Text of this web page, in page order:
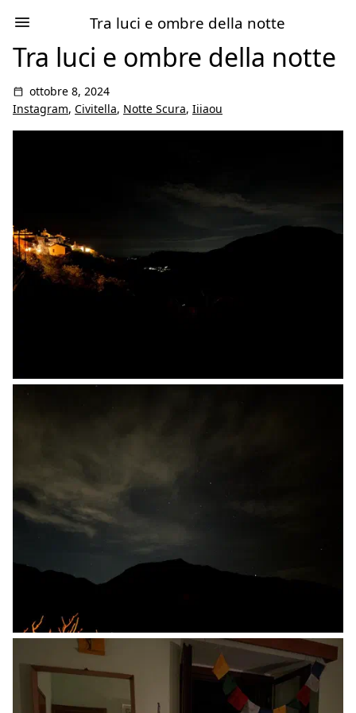
Tra luci e ombre della notte
Tra luci e ombre della notte
ottobre 8, 2024
Instagram, Civitella, Notte Scura, Iiiaou